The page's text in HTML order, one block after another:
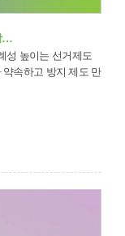
…
속하고 방지 제도 만